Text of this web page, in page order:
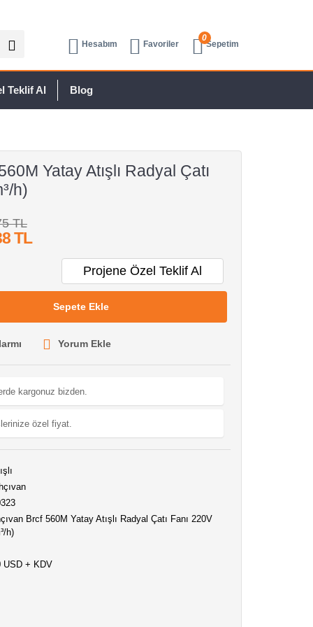
Hesabım Favoriler
0
Sepetim
Teklif Al Blog
Yatay Atışlı Radyal Çatı
h)
TL
TL
Projene Özel Teklif Al
Sepete Ekle
Yorum Ekle
kargonuz bizden.
özel fiyat.
Brcf 560M Yatay Atışlı Radyal Çatı Fanı 220V
h)
USD + KDV